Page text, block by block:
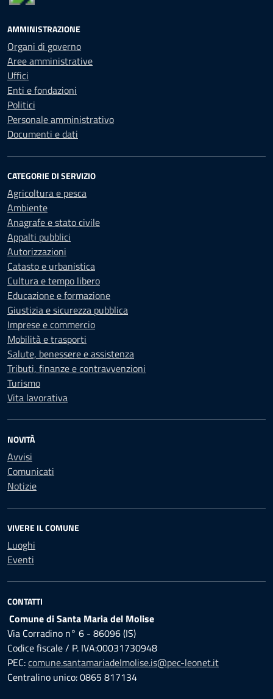
AMMINISTRAZIONE
Organi di governo
Aree amministrative
Uffici
Enti e fondazioni
Politici
Personale amministrativo
Documenti e dati
CATEGORIE DI SERVIZIO
Agricoltura e pesca
Ambiente
Anagrafe e stato civile
Appalti pubblici
Autorizzazioni
Catasto e urbanistica
Cultura e tempo libero
Educazione e formazione
Giustizia e sicurezza pubblica
Imprese e commercio
Mobilità e trasporti
Salute, benessere e assistenza
Tributi, finanze e contravvenzioni
Turismo
Vita lavorativa
NOVITÀ
Avvisi
Comunicati
Notizie
VIVERE IL COMUNE
Luoghi
Eventi
CONTATTI
Comune di Santa Maria del Molise
Via Corradino n° 6 - 86096 (IS)
Codice fiscale / P. IVA:00031730948
PEC:comune.santamariadelmolise.is@pec-leonet.it
Centralino unico: 0865 817134